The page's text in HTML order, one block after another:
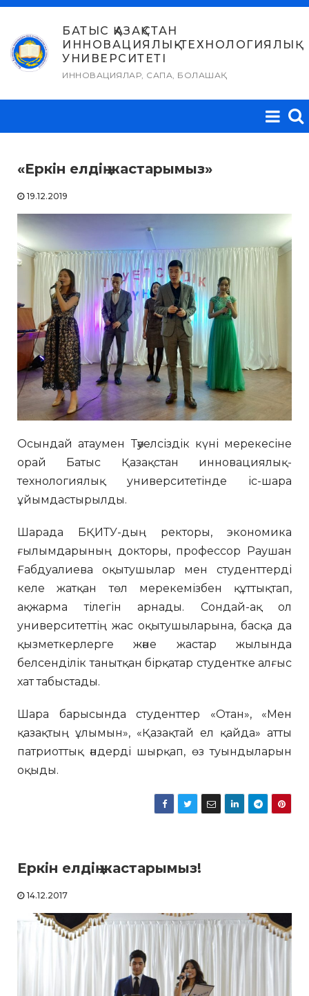
Skip
content
БАТЫС ҚАЗАҚСТАН
ИННОВАЦИЯЛЫҚ-ТЕХНОЛОГИЯЛЫҚ
УНИВЕРСИТЕТІ
ИННОВАЦИЯЛАР, САПА, БОЛАШАҚ
«Еркін елдің жастарымыз»
19.12.2019
Осындай атаумен Тәуелсіздік күні мерекесіне
орай Батыс Қазақстан инновациялық-
технологиялық университетінде іс-шара
ұйымдастырылды.
Шарада БҚИТУ-дың ректоры, экономика
ғылымдарының докторы, профессор Раушан
Ғабдуалиева оқытушылар мен студенттерді
келе жатқан төл мерекемізбен құттықтап,
ақжарма тілегін арнады. Сондай-ақ ол
университеттің жас оқытушыларына, басқа да
қызметкерлерге және жастар жылында
белсенділік танытқан бірқатар студентке алғыс
хат табыстады.
Шара барысында студенттер «Отан», «Мен
қазақтың ұлымын», «Қазақтай ел қайда» атты
патриоттық әндерді шырқап, өз туындыларын
оқыды.
Еркін елдің жастарымыз!
14.12.2017